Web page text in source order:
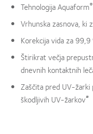
Tehnologija Aquaform®
Vrhunska zasnova, ki
Korekcija vida za
Štirikrat večja
dnevnih kontaktnih
Zaščita pred UV-
škodljivih UV-žarkov#